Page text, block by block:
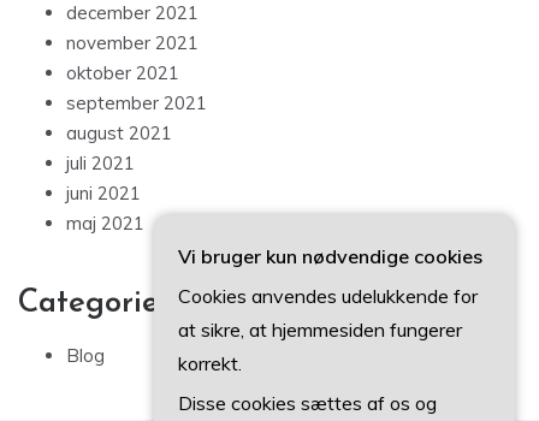
december 2021
november 2021
oktober 2021
september 2021
august 2021
juli 2021
juni 2021
maj 2021
Categories
Blog
Vi bruger kun nødvendige cookies
Cookies anvendes udelukkende for
at sikre, at hjemmesiden fungerer
korrekt.
Disse cookies sættes af os og